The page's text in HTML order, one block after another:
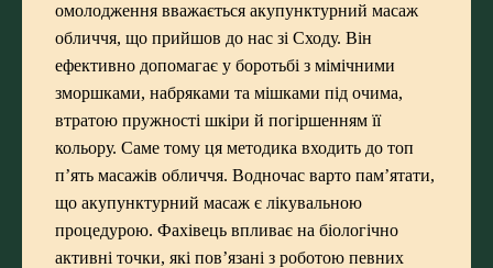
омолодження вважається акупунктурний масаж
обличчя, що прийшов до нас зі Сходу. Він
ефективно допомагає у боротьбі з мімічними
зморшками, набряками та мішками під очима,
втратою пружності шкіри й погіршенням її
кольору. Саме тому ця методика входить до топ
п’ять масажів обличчя. Водночас варто пам’ятати,
що акупунктурний масаж є лікувальною
процедурою. Фахівець впливає на біологічно
активні точки, які пов’язані з роботою певних